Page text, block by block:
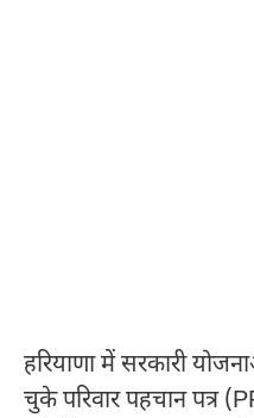
हरियाणा में सरकारी
चुके परिवार पहचान पत्र